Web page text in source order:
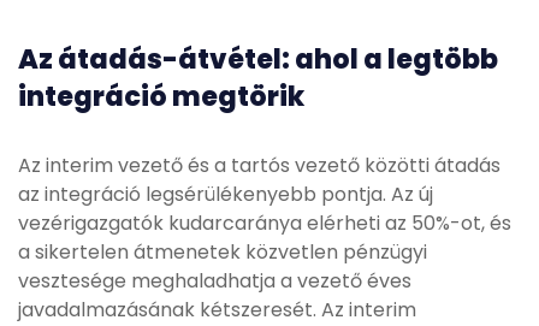
Az átadás-átvétel: ahol a legtöbb
integráció megtörik
Az interim vezető és a tartós vezető közötti átadás
az integráció legsérülékenyebb pontja. Az új
vezérigazgatók kudarcaránya elérheti az 50%-ot, és
a sikertelen átmenetek közvetlen pénzügyi
vesztesége meghaladhatja a vezető éves
javadalmazásának kétszeresét. Az interim